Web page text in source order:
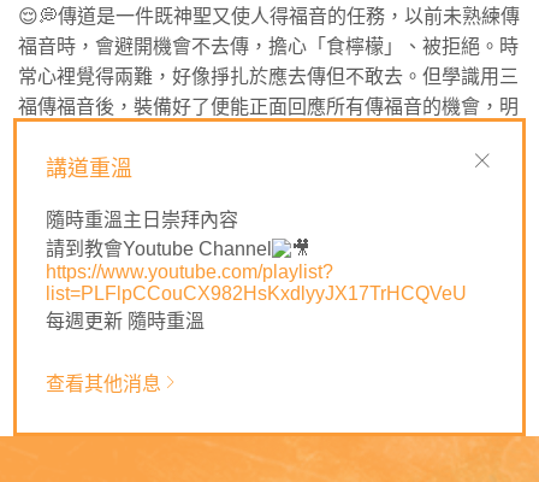
😌💭傳道是一件既神聖又使人得福音的任務，以前未熟練傳
福音時，會避開機會不去傳，擔心「食檸檬」、被拒絕。時
常心裡覺得兩難，好像掙扎於應去傳但不敢去。但學識用三
福傳福音後，裝備好了便能正面回應所有傳福音的機會，明
現在不再怕遇到時機不敢傳。今天若要離開世上，我會問自
我還剩最後一口氣都要傳。
🙏🏻主耶穌基督，求祢幫助我們熟練傳福音，裝備好我們能
回應所有傳福音的機會。祈禱奉耶穌基督名求，阿們。
講道重溫
隨時重溫主日崇拜內容
請到教會Youtube Channel
https://www.youtube.com/playlist?
list=PLFlpCCouCX982HsKxdlyyJX17TrHCQVeU
每週更新 隨時重溫
查看其他消息